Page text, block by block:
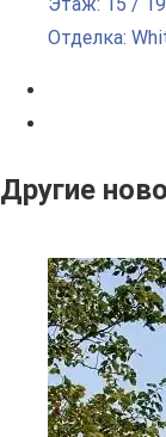
Отделка:
Другие